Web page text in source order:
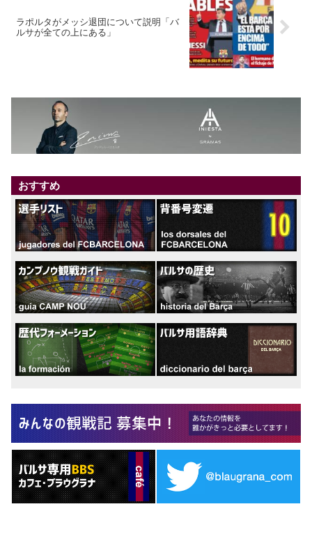
ラポルタがメッシ退団について説明「バ
ルサが全ての上にある」
おすすめ